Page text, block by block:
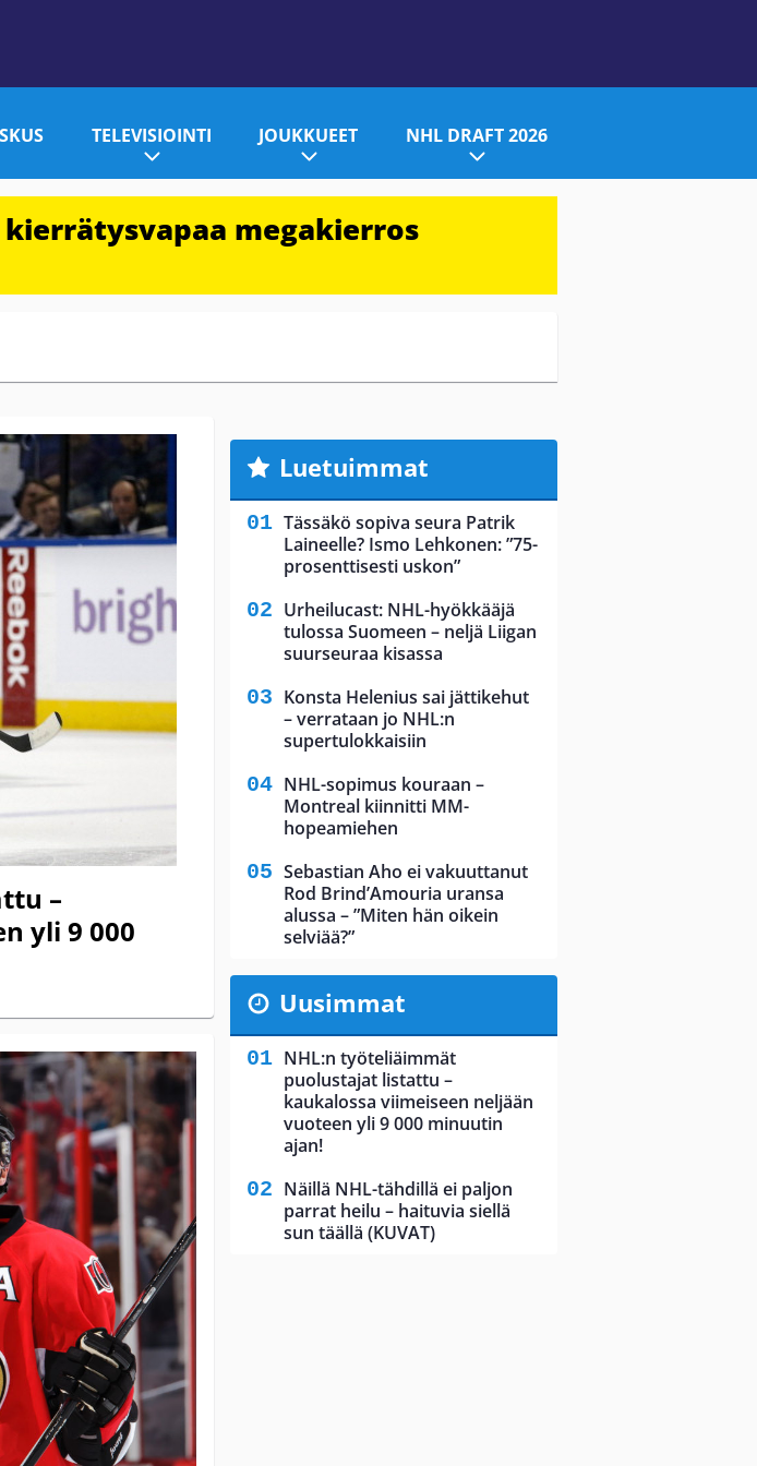
TELEVISIOINTI JOUKKUEET NHL DRAFT 2026
megakierros
–
yli 9 000
Luetuimmat
Tässäkö sopiva seura Patrik
Laineelle? Ismo Lehkonen: ”75-
prosenttisesti uskon”
Urheilucast: NHL-hyökkääjä
tulossa Suomeen – neljä Liigan
suurseuraa kisassa
Konsta Helenius sai jättikehut
– verrataan jo NHL:n
supertulokkaisiin
NHL-sopimus kouraan –
Montreal kiinnitti MM-
hopeamiehen
Sebastian Aho ei vakuuttanut
Rod Brind’Amouria uransa
alussa – ”Miten hän oikein
selviää?”
Uusimmat
NHL:n työteliäimmät
puolustajat listattu –
kaukalossa viimeiseen neljään
vuoteen yli 9 000 minuutin
ajan!
Näillä NHL-tähdillä ei paljon
parrat heilu – haituvia siellä
sun täällä (KUVAT)